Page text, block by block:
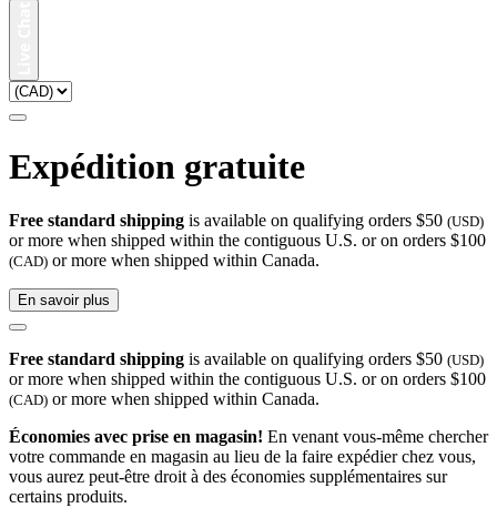
Expédition gratuite
Free standard shipping is available on qualifying orders $50 (USD)
or more when shipped within the contiguous U.S. or on orders $100
(CAD) or more when shipped within Canada.
En savoir plus
Free standard shipping is available on qualifying orders $50 (USD)
or more when shipped within the contiguous U.S. or on orders $100
(CAD) or more when shipped within Canada.
Économies avec prise en magasin! En venant vous-même chercher
votre commande en magasin au lieu de la faire expédier chez vous,
vous aurez peut-être droit à des économies supplémentaires sur
certains produits.